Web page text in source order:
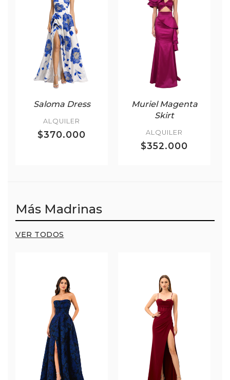
Saloma Dress
ALQUILER
$370.000
Muriel Magenta
Skirt
ALQUILER
$352.000
Más Madrinas
VER TODOS